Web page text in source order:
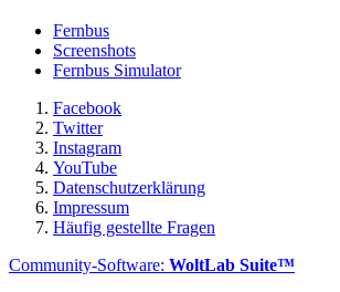
Fernbus
Screenshots
Fernbus Simulator
Facebook
Twitter
Instagram
YouTube
Datenschutzerklärung
Impressum
Häufig gestellte Fragen
Community-Software: WoltLab Suite™